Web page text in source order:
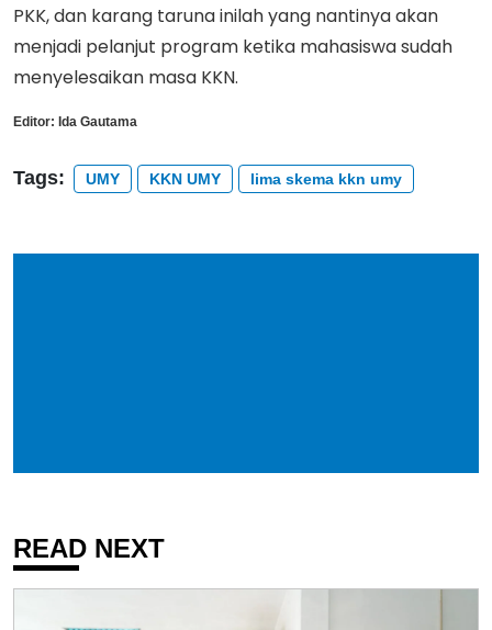
PKK, dan karang taruna inilah yang nantinya akan
menjadi pelanjut program ketika mahasiswa sudah
menyelesaikan masa KKN.
Editor: Ida Gautama
Tags: UMY KKN UMY lima skema kkn umy
READ NEXT